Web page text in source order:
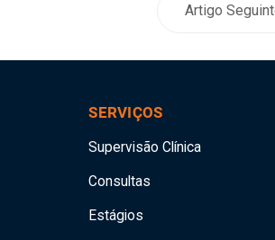
Artigo
SERVIÇOS
Supervisão Clínica
Consultas
Estágios